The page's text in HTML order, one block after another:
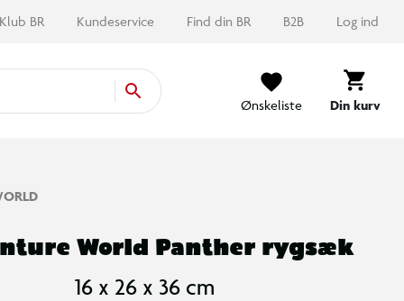
Klub BR Kundeservice Find din BR B2B Log ind
Ønskeliste Din kurv
World Panther rygsæk
16 x 26 x 36 cm